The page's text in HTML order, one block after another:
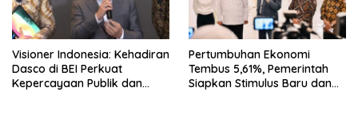
Visioner Indonesia: Kehadiran
Dasco di BEI Perkuat
Kepercayaan Publik dan
Pertumbuhan Ekonomi
Tembus 5,61%, Pemerintah
Siapkan Stimulus Baru dan